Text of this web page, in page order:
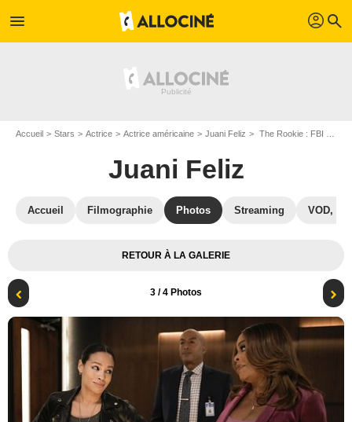
menu profil search
Accueil Stars Actrice Actrice américaine Juani Feliz The Rookie : FBI : Photo Niecy Nash, Juani Feliz
Juani Feliz
Accueil Filmographie Photos Streaming VOD,
RETOUR À LA GALERIE
3 / 4 Photos